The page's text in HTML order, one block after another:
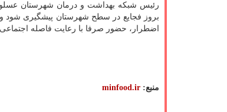
رئیس شبکه بهداشت و درمان شهرستان
بروز فجایع در سطح شهرستان پیشگیری شود و
اضطرار، حضور صرفا با رعایت فاصله
منبع: minfood.ir